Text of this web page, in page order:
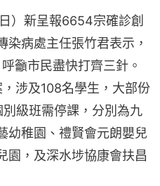
）新呈報6654宗確診創
染病處主任張竹君表示，
籲市民盡快打齊三針。
涉及108名學生，大部份
級班需停課，分別為九
幼稚園、禮賢會元朗嬰兒
園，及深水埗協康會扶昌